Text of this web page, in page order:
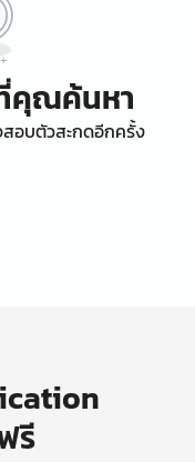
คุณค้นหา
อบตัวสะกดอีกครั้ง
รี